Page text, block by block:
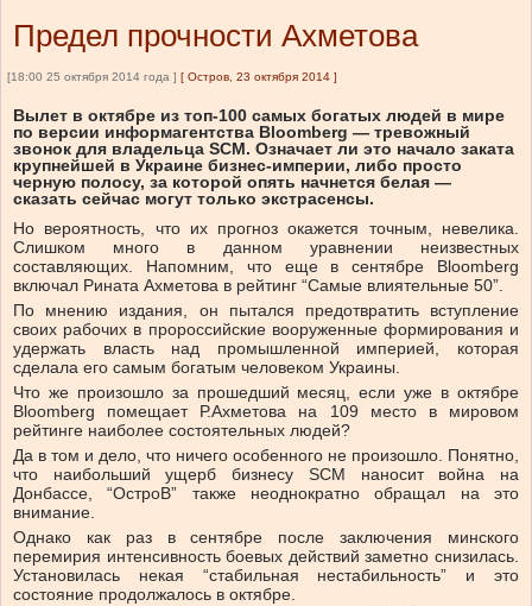
Предел прочности Ахметова
[18:00 25 октября 2014 года ] [ Остров, 23 октября 2014 ]
Вылет в октябре из топ-100 самых богатых людей в мире
по версии информагентства Bloomberg — тревожный
звонок для владельца SCM. Означает ли это начало заката
крупнейшей в Украине бизнес-империи, либо просто
черную полосу, за которой опять начнется белая —
сказать сейчас могут только экстрасенсы.
Но вероятность, что их прогноз окажется точным, невелика.
Слишком много в данном уравнении неизвестных
составляющих. Напомним, что еще в сентябре Bloomberg
включал Рината Ахметова в рейтинг “Самые влиятельные 50”.
По мнению издания, он пытался предотвратить вступление
своих рабочих в пророссийские вооруженные формирования и
удержать власть над промышленной империей, которая
сделала его самым богатым человеком Украины.
Что же произошло за прошедший месяц, если уже в октябре
Bloomberg помещает Р.Ахметова на 109 место в мировом
рейтинге наиболее состоятельных людей?
Да в том и дело, что ничего особенного не произошло. Понятно,
что наибольший ущерб бизнесу SCM наносит война на
Донбассе, “ОстроВ” также неоднократно обращал на это
внимание.
Однако как раз в сентябре после заключения минского
перемирия интенсивность боевых действий заметно снизилась.
Установилась некая “стабильная нестабильность” и это
состояние продолжалось в октябре.